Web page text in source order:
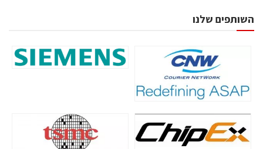
השותפים שלנו